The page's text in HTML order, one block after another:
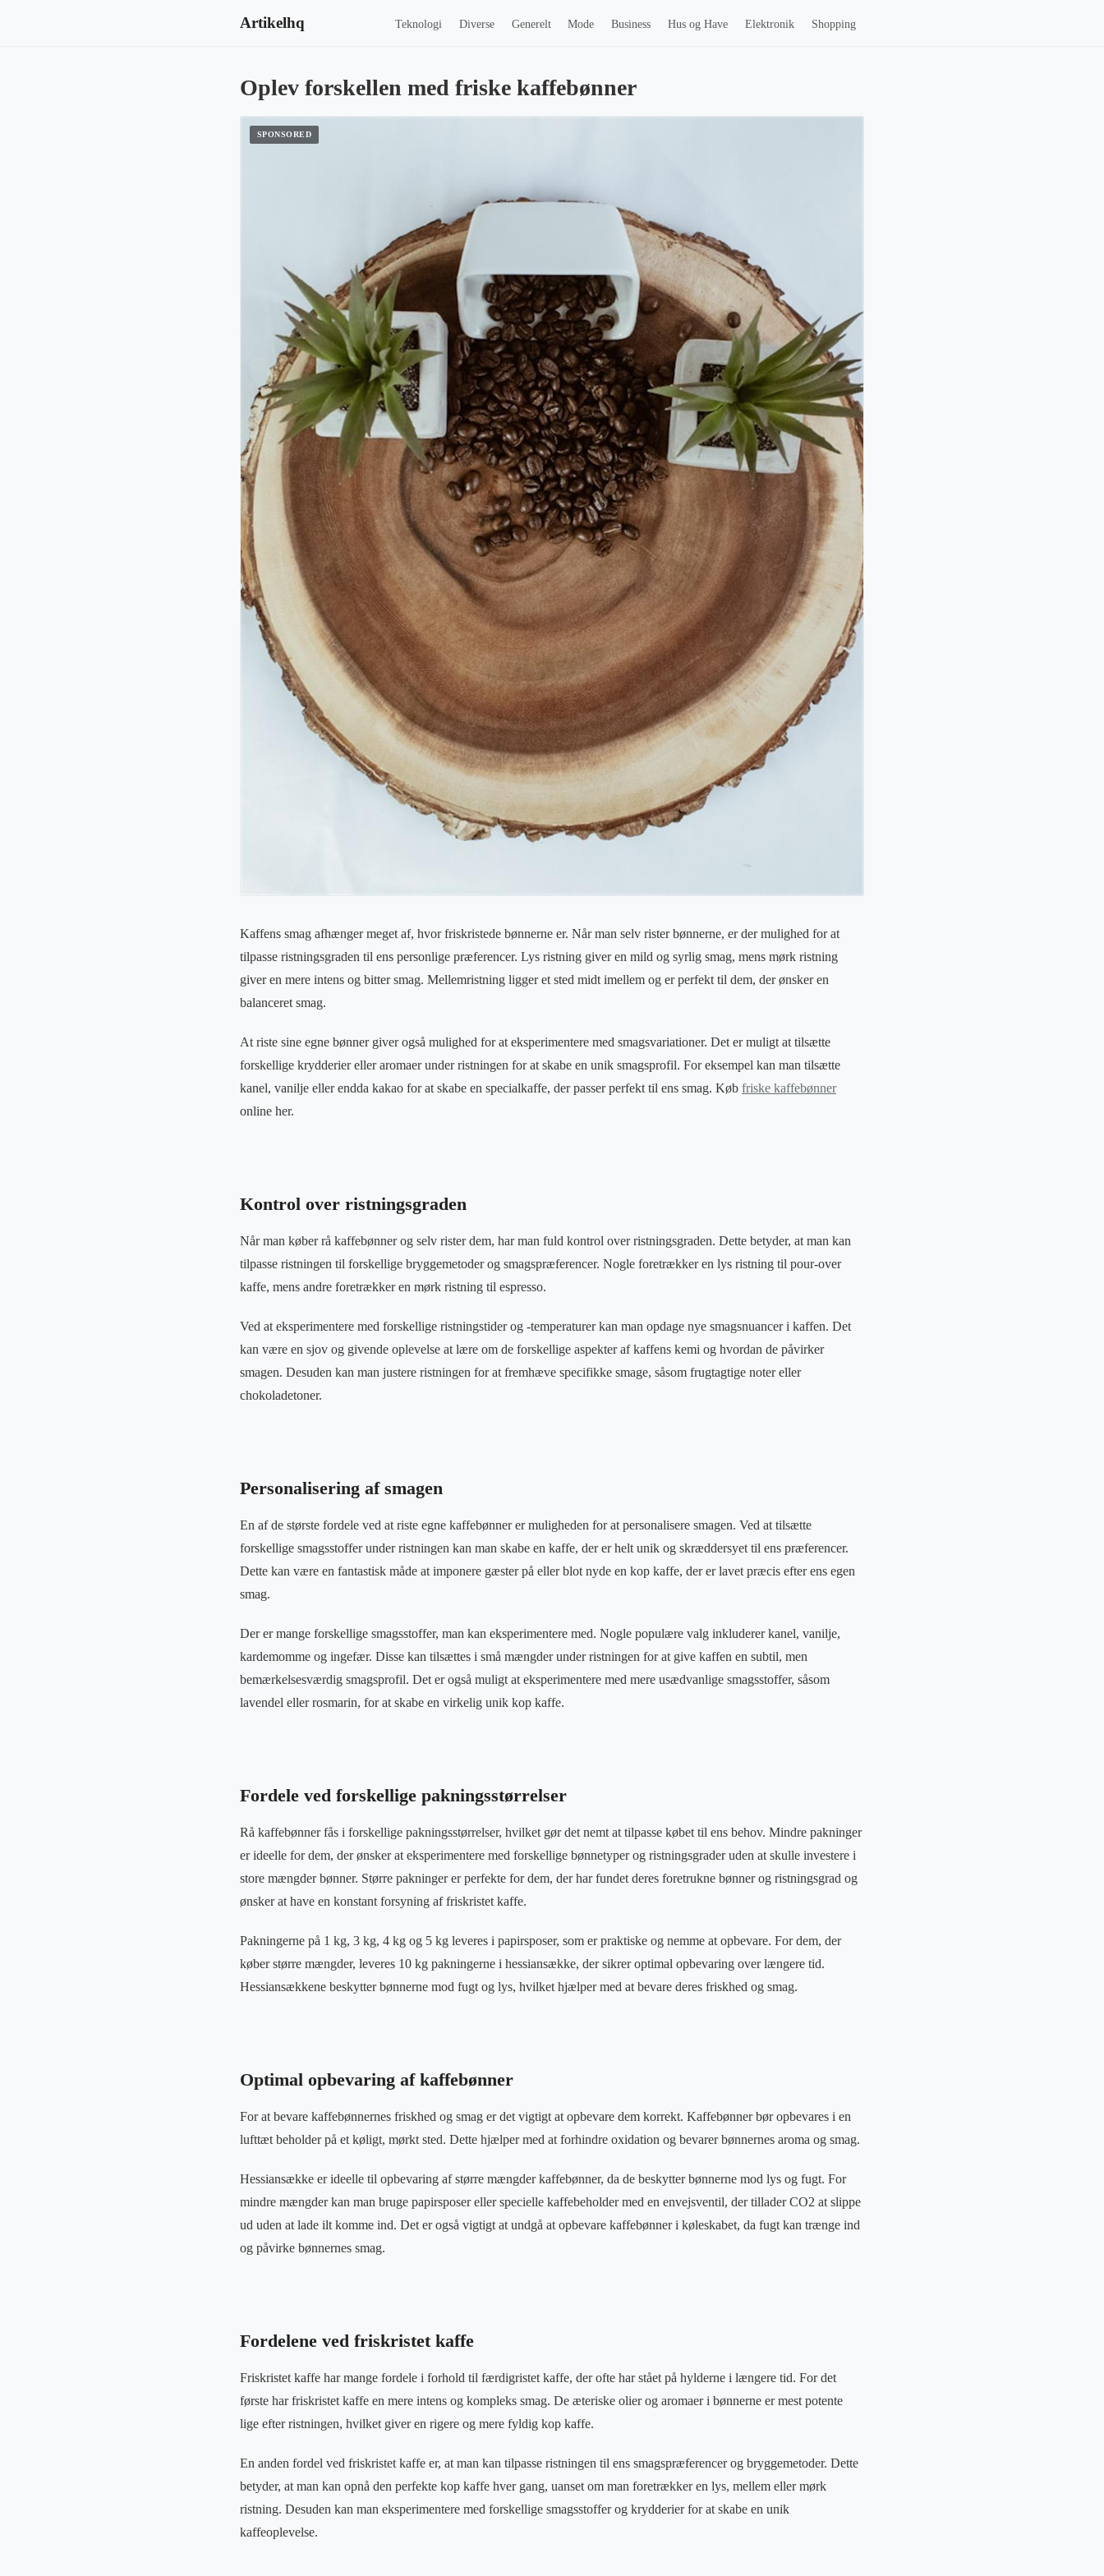
Artikelhq Teknologi Diverse Generelt Mode Business Hus og Have Elektronik Shopping
Oplev forskellen med friske kaffebønner
Kaffens smag afhænger meget af, hvor friskristede bønnerne er. Når man selv rister bønnerne, er der mulighed for at
tilpasse ristningsgraden til ens personlige præferencer. Lys ristning giver en mild og syrlig smag, mens mørk ristning
giver en mere intens og bitter smag. Mellemristning ligger et sted midt imellem og er perfekt til dem, der ønsker en
balanceret smag.
At riste sine egne bønner giver også mulighed for at eksperimentere med smagsvariationer. Det er muligt at tilsætte
forskellige krydderier eller aromaer under ristningen for at skabe en unik smagsprofil. For eksempel kan man tilsætte
kanel, vanilje eller endda kakao for at skabe en specialkaffe, der passer perfekt til ens smag. Køb friske kaffebønner
online her.
Kontrol over ristningsgraden
Når man køber rå kaffebønner og selv rister dem, har man fuld kontrol over ristningsgraden. Dette betyder, at man kan
tilpasse ristningen til forskellige bryggemetoder og smagspræferencer. Nogle foretrækker en lys ristning til pour-over
kaffe, mens andre foretrækker en mørk ristning til espresso.
Ved at eksperimentere med forskellige ristningstider og -temperaturer kan man opdage nye smagsnuancer i kaffen. Det
kan være en sjov og givende oplevelse at lære om de forskellige aspekter af kaffens kemi og hvordan de påvirker
smagen. Desuden kan man justere ristningen for at fremhæve specifikke smage, såsom frugtagtige noter eller
chokoladetoner.
Personalisering af smagen
En af de største fordele ved at riste egne kaffebønner er muligheden for at personalisere smagen. Ved at tilsætte
forskellige smagsstoffer under ristningen kan man skabe en kaffe, der er helt unik og skræddersyet til ens præferencer.
Dette kan være en fantastisk måde at imponere gæster på eller blot nyde en kop kaffe, der er lavet præcis efter ens egen
smag.
Der er mange forskellige smagsstoffer, man kan eksperimentere med. Nogle populære valg inkluderer kanel, vanilje,
kardemomme og ingefær. Disse kan tilsættes i små mængder under ristningen for at give kaffen en subtil, men
bemærkelsesværdig smagsprofil. Det er også muligt at eksperimentere med mere usædvanlige smagsstoffer, såsom
lavendel eller rosmarin, for at skabe en virkelig unik kop kaffe.
Fordele ved forskellige pakningsstørrelser
Rå kaffebønner fås i forskellige pakningsstørrelser, hvilket gør det nemt at tilpasse købet til ens behov. Mindre pakninger
er ideelle for dem, der ønsker at eksperimentere med forskellige bønnetyper og ristningsgrader uden at skulle investere i
store mængder bønner. Større pakninger er perfekte for dem, der har fundet deres foretrukne bønner og ristningsgrad og
ønsker at have en konstant forsyning af friskristet kaffe.
Pakningerne på 1 kg, 3 kg, 4 kg og 5 kg leveres i papirsposer, som er praktiske og nemme at opbevare. For dem, der
køber større mængder, leveres 10 kg pakningerne i hessiansække, der sikrer optimal opbevaring over længere tid.
Hessiansækkene beskytter bønnerne mod fugt og lys, hvilket hjælper med at bevare deres friskhed og smag.
Optimal opbevaring af kaffebønner
For at bevare kaffebønnernes friskhed og smag er det vigtigt at opbevare dem korrekt. Kaffebønner bør opbevares i en
lufttæt beholder på et køligt, mørkt sted. Dette hjælper med at forhindre oxidation og bevarer bønnernes aroma og smag.
Hessiansække er ideelle til opbevaring af større mængder kaffebønner, da de beskytter bønnerne mod lys og fugt. For
mindre mængder kan man bruge papirsposer eller specielle kaffebeholder med en envejsventil, der tillader CO2 at slippe
ud uden at lade ilt komme ind. Det er også vigtigt at undgå at opbevare kaffebønner i køleskabet, da fugt kan trænge ind
og påvirke bønnernes smag.
Fordelene ved friskristet kaffe
Friskristet kaffe har mange fordele i forhold til færdigristet kaffe, der ofte har stået på hylderne i længere tid. For det
første har friskristet kaffe en mere intens og kompleks smag. De æteriske olier og aromaer i bønnerne er mest potente
lige efter ristningen, hvilket giver en rigere og mere fyldig kop kaffe.
En anden fordel ved friskristet kaffe er, at man kan tilpasse ristningen til ens smagspræferencer og bryggemetoder. Dette
betyder, at man kan opnå den perfekte kop kaffe hver gang, uanset om man foretrækker en lys, mellem eller mørk
ristning. Desuden kan man eksperimentere med forskellige smagsstoffer og krydderier for at skabe en unik
kaffeoplevelse.